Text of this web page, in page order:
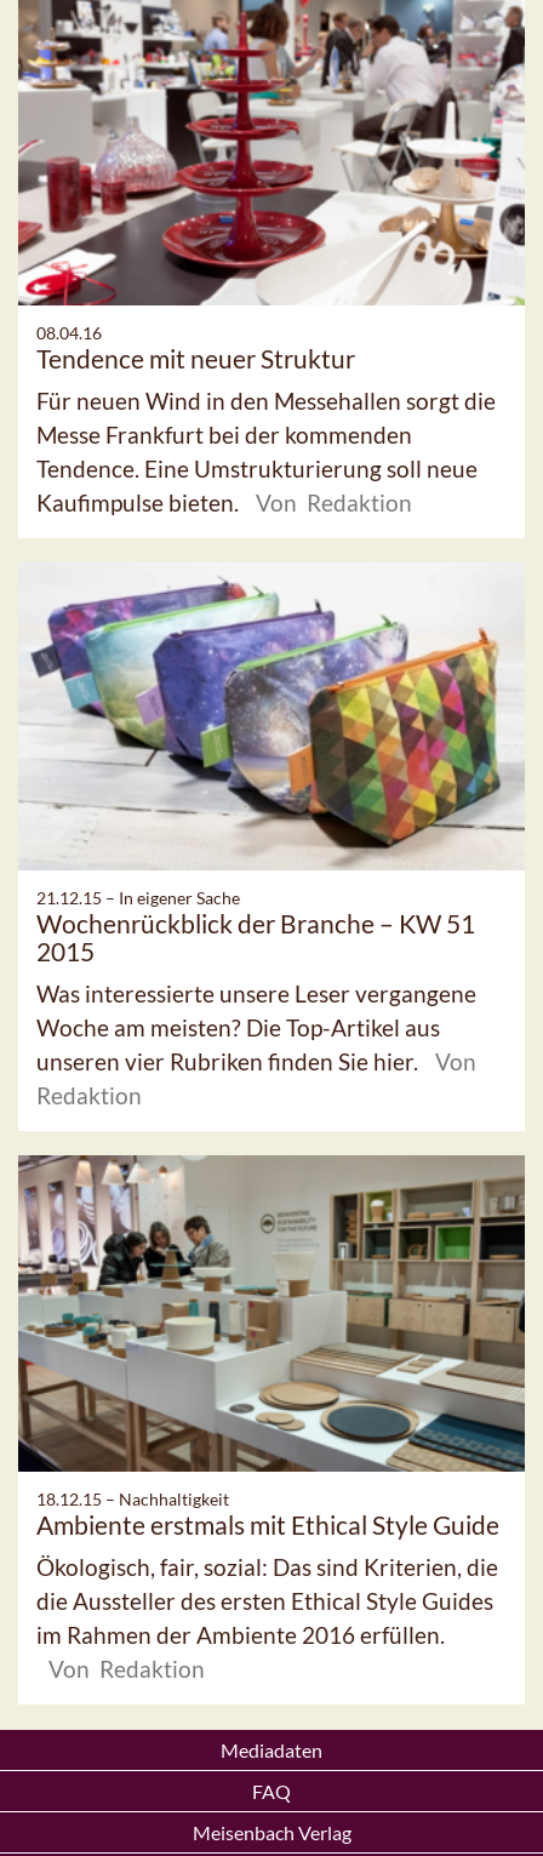
08.04.16
Tendence mit neuer Struktur
Für neuen Wind in den Messehallen sorgt die
Messe Frankfurt bei der kommenden
Tendence. Eine Umstrukturierung soll neue
Kaufimpulse bieten.
Von Redaktion
21.12.15 – In eigener Sache
Wochenrückblick der Branche – KW 51
2015
Was interessierte unsere Leser vergangene
Woche am meisten? Die Top-Artikel aus
unseren vier Rubriken finden Sie hier.
Von
Redaktion
18.12.15 – Nachhaltigkeit
Ambiente erstmals mit Ethical Style Guide
Ökologisch, fair, sozial: Das sind Kriterien, die
die Aussteller des ersten Ethical Style Guides
im Rahmen der Ambiente 2016 erfüllen.
Von Redaktion
Mediadaten
FAQ
Meisenbach Verlag